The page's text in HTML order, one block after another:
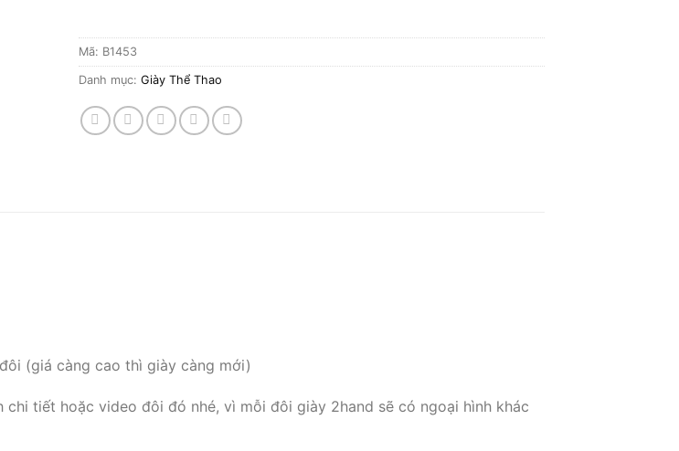
Mã: B1453
Danh mục: Giày Thể Thao
(giá càng cao thì giày càng mới)
tiết hoặc video đôi đó nhé, vì mỗi đôi giày 2hand sẽ có ngoại hình khác